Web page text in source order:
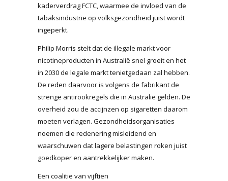
kaderverdrag FCTC, waarmee de invloed van de
tabaksindustrie op volksgezondheid juist wordt
ingeperkt.
Philip Morris stelt dat de illegale markt voor
nicotineproducten in Australië snel groeit en het
in 2030 de legale markt tenietgedaan zal hebben.
De reden daarvoor is volgens de fabrikant de
strenge antirookregels die in Australië gelden. De
overheid zou de accijnzen op sigaretten daarom
moeten verlagen. Gezondheidsorganisaties
noemen die redenering misleidend en
waarschuwen dat lagere belastingen roken juist
goedkoper en aantrekkelijker maken.
Een coalitie van vijftien